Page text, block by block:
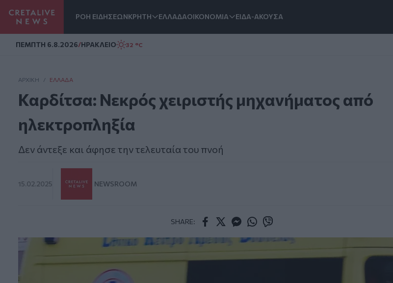
ΡΟΗ ΕΙΔΗΣΕΩΝΚΡΗΤΗ ΕΛΛΑΔΑΟΙΚΟΝΟΜΙΑ ΕΙΔΑ-ΑΚΟΥΣΑ
ΠΕΜΠΤΗ 6.8.2026/ΗΡΑΚΛΕΙΟ 32 °C
ΑΡΧΙΚΗ / ΕΛΛΆΔΑ
Καρδίτσα: Νεκρός χειριστής μηχανήματος από
ηλεκτροπληξία
Δεν άντεξε και άφησε την τελευταία του πνοή
15.02.2025 NEWSROOM
SHARE: